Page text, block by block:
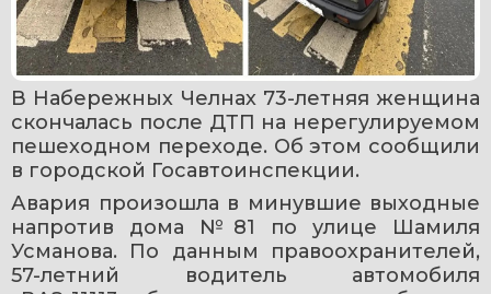
В Набережных Челнах 73-летняя женщина
скончалась после ДТП на нерегулируемом
пешеходном переходе. Об этом сообщили
в городской Госавтоинспекции.
Авария произошла в минувшие выходные
напротив дома №81 по улице Шамиля
Усманова. По данным правоохранителей,
57-летний водитель автомобиля